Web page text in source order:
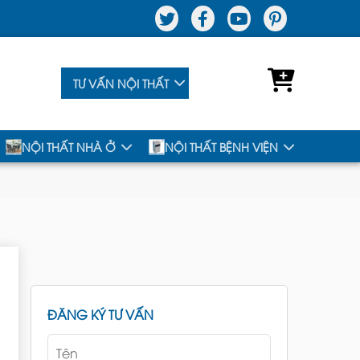
TƯ VẤN NỘI THẤT
NỘI THẤT NHÀ Ở NỘI THẤT BỆNH VIỆN
ĐĂNG KÝ TƯ VẤN